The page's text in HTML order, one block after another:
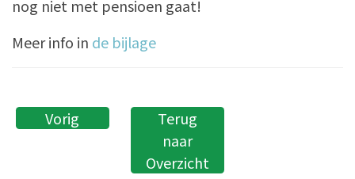
nog niet met pensioen gaat!
Meer info in de bijlage
Vorig
Terug
naar
Overzicht